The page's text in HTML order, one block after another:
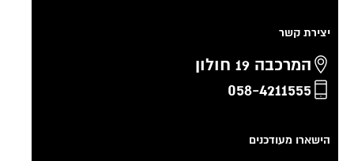
יצירת קשר
המרכבה 19 חולון
058-4211555
הישארו מעודכנים